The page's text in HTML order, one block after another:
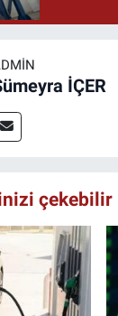
İÇER
çekebilir